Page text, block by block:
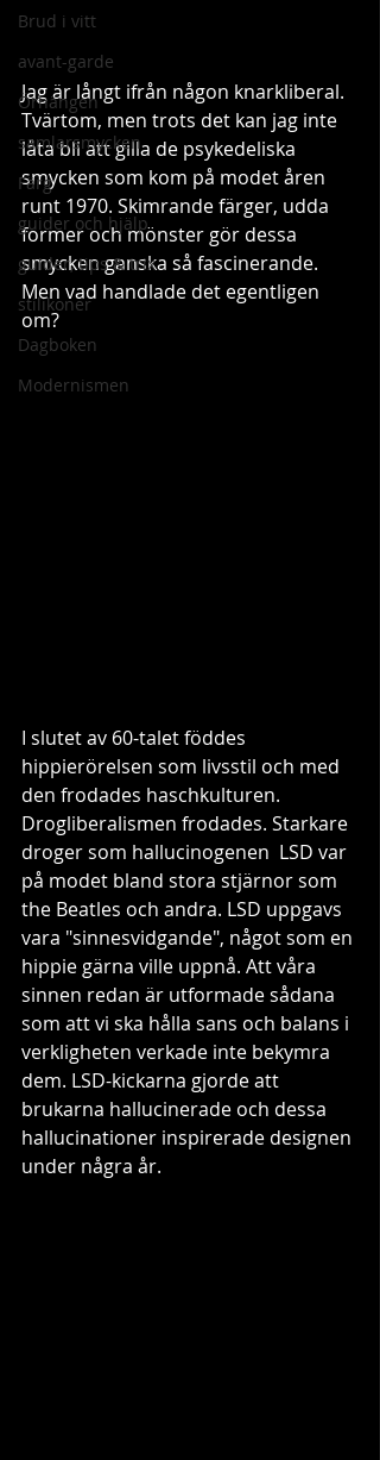
Brud i vitt
avant-garde
Örhängen
samlarsmycken
Färg
guider och hjälp
guider, tips & trix
stilikoner
Dagboken
Modernismen
Jag är långt ifrån någon knarkliberal.
Tvärtom, men trots det kan jag inte
låta bli att gilla de psykedeliska
smycken som kom på modet åren
runt 1970. Skimrande färger, udda
former och mönster gör dessa
smycken ganska så fascinerande.
Men vad handlade det egentligen
om?
I slutet av 60-talet föddes
hippierörelsen som livsstil och med
den frodades haschkulturen.
Drogliberalismen frodades. Starkare
droger som hallucinogenen  LSD var
på modet bland stora stjärnor som
the Beatles och andra. LSD uppgavs
vara "sinnesvidgande", något som en
hippie gärna ville uppnå. Att våra
sinnen redan är utformade sådana
som att vi ska hålla sans och balans i
verkligheten verkade inte bekymra
dem. LSD-kickarna gjorde att
brukarna hallucinerade och dessa
hallucinationer inspirerade designen
under några år.